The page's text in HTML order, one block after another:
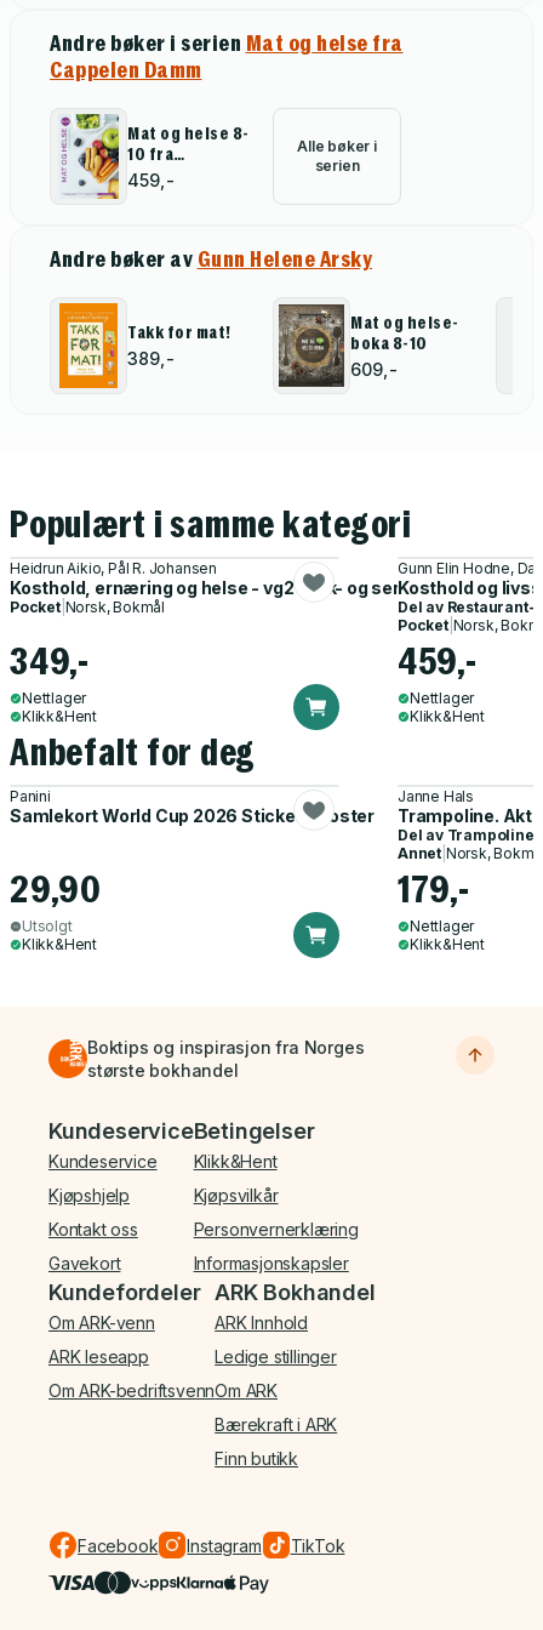
Andre bøker i serien Mat og helse fra
Cappelen Damm
Mat og helse 8-
10 fra
Cappelen Damm
459,-
Alle bøker i
serien
Andre bøker av Gunn Helene Arsky
Takk for mat!
389,-
Mat og helse-
boka 8-10
609,-
Populært i samme kategori
Heidrun Aikio, Pål R. Johansen
Kosthold, ernæring og helse - vg2 kokk- og servitørfag
Pocket| Norsk, Bokmål
349,-
Nettlager
Klikk&Hent
Gunn Elin Hodne,
Kosthold og
Del av Restaurant-
Pocket| Norsk,
459,-
Nettlager
Klikk&Hent
Anbefalt for deg
Panini
Samlekort World Cup 2026 Sticker Booster
29,90
Utsolgt
Klikk&Hent
Janne Hals
Trampoline.
Del av Trampoline
Annet| Norsk,
179,-
Nettlager
Klikk&Hent
Boktips og inspirasjon fra Norges
største bokhandel
Bunnmeny
Kundeservice
Kundeservice
Kjøpshjelp
Kontakt oss
Gavekort
Betingelser
Klikk&Hent
Kjøpsvilkår
Personvernerklæring
Informasjonskapsler
Kundefordeler
Om ARK-venn
ARK leseapp
Om ARK-bedriftsvenn
ARK Bokhandel
ARK Innhold
Ledige stillinger
Om ARK
Bærekraft i ARK
Finn butikk
Facebook Instagram TikTok